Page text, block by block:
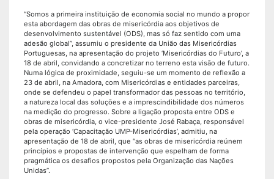
“Somos a primeira instituição de economia social no mundo a propor
esta abordagem das obras de misericórdia aos objetivos de
desenvolvimento sustentável (ODS), mas só faz sentido com uma
adesão global”, assumiu o presidente da União das Misericórdias
Portuguesas, na apresentação do projeto ‘Misericórdias do Futuro’, a
18 de abril, convidando a concretizar no terreno esta visão de futuro.
Numa lógica de proximidade, seguiu-se um momento de reflexão a
23 de abril, na Amadora, com Misericórdias e entidades parceiras,
onde se defendeu o papel transformador das pessoas no território,
a natureza local das soluções e a imprescindibilidade dos números
na medição do progresso. Sobre a ligação proposta entre ODS e
obras de misericórdia, o vice-presidente José Rabaça, responsável
pela operação ‘Capacitação UMP-Misericórdias’, admitiu, na
apresentação de 18 de abril, que “as obras de misericórdia reúnem
princípios e propostas de intervenção que espelham de forma
pragmática os desafios propostos pela Organização das Nações
Unidas”.